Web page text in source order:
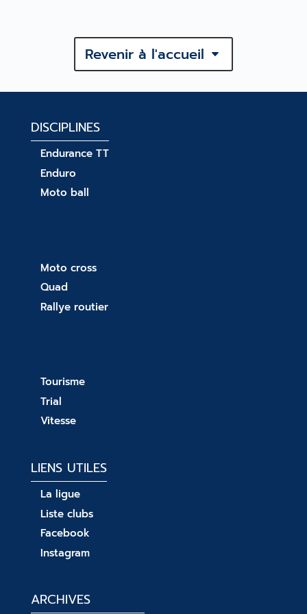
Revenir à l'accueil
DISCIPLINES
Endurance TT
Enduro
Moto ball
Moto cross
Quad
Rallye routier
Tourisme
Trial
Vitesse
LIENS UTILES
La ligue
Liste clubs
Facebook
Instagram
ARCHIVES